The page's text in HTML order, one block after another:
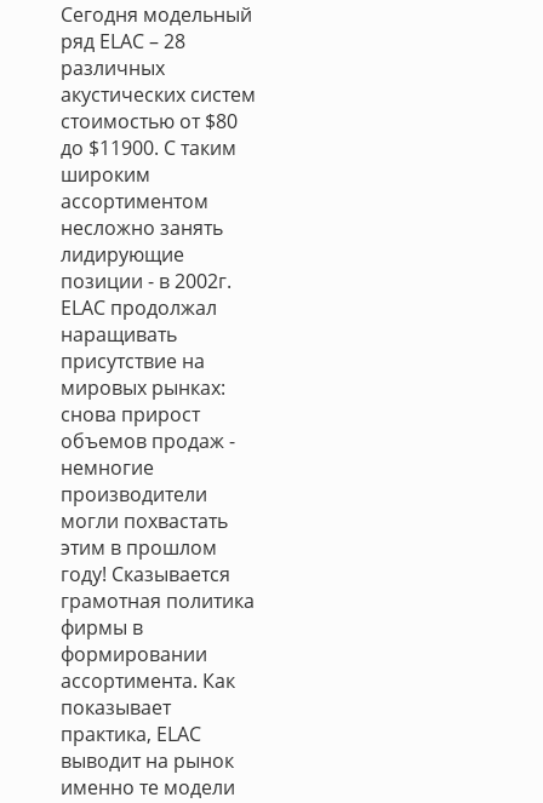
Сегодня модельный
ряд ELAC – 28
различных
акустических систем
стоимостью от $80
до $11900. С таким
широким
ассортиментом
несложно занять
лидирующие
позиции - в 2002г.
ELAC продолжал
наращивать
присутствие на
мировых рынках:
снова прирост
объемов продаж -
немногие
производители
могли похвастать
этим в прошлом
году! Сказывается
грамотная политика
фирмы в
формировании
ассортимента. Как
показывает
практика, ELAC
выводит на рынок
именно те модели